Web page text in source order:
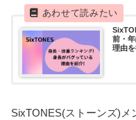
前・
理由
SixTONES(ストーンズ)メ